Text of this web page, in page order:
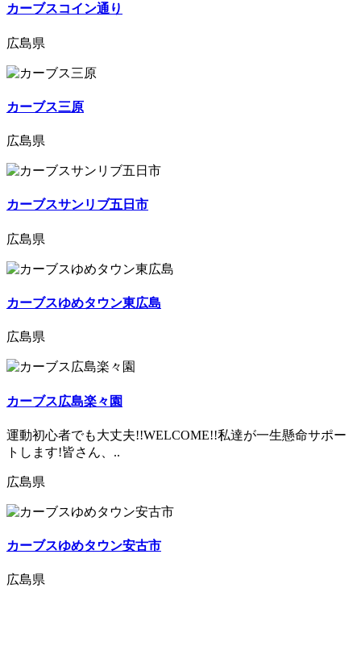
カーブスコイン通り
広島県
カーブス三原
広島県
カーブスサンリブ五日市
広島県
カーブスゆめタウン東広島
広島県
カーブス広島楽々園
運動初心者でも大丈夫!!WELCOME!!私達が一生懸命サポー
トします!皆さん、..
広島県
カーブスゆめタウン安古市
広島県